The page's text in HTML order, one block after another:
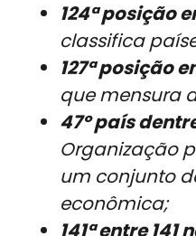
124ª posição
classifica
127ª posição
que mensura
47º país
Organização
um conjunto
econômica;
141ª entre 141